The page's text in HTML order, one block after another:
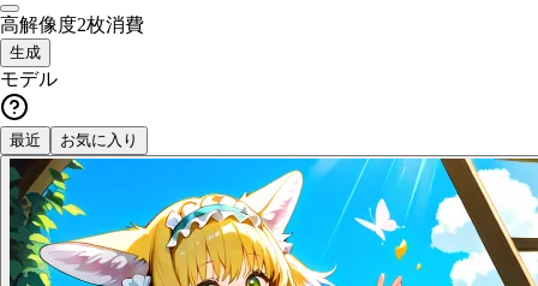
高解像度2枚消費
生成
モデル
最近 お気に入り